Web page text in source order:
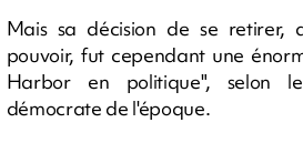
Mais sa décision de se retirer,
pouvoir, fut cependant une
Harbor en politique", selon
démocrate de l'époque.